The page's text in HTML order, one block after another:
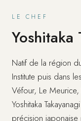
LE CHEF
Yoshitaka
Natif de la région
Institute puis dans
Véfour, Le
Yoshitaka
précision japonaise